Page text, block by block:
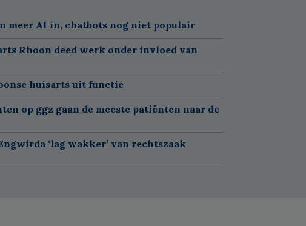
meer AI in, chatbots nog niet populair
Rhoon deed werk onder invloed van
huisarts uit functie
op ggz gaan de meeste patiënten naar de
‘lag wakker’ van rechtszaak